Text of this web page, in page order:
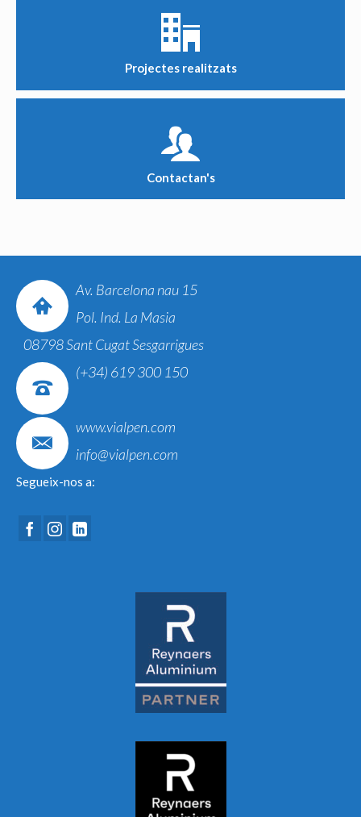
Projectes realitzats
Contactan's
Av. Barcelona nau 15
Pol. Ind. La Masia
08798 Sant Cugat Sesgarrigues
(+34) 619 300 150
www.vialpen.com
info@vialpen.com
Segueix-nos a: